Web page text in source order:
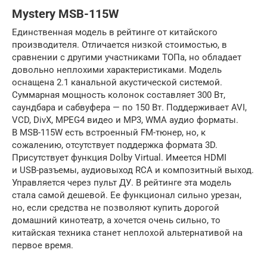
Mystery MSB-115W
Единственная модель в рейтинге от китайского
производителя. Отличается низкой стоимостью, в
сравнении с другими участниками ТОПа, но обладает
довольно неплохими характеристиками. Модель
оснащена 2.1 канальной акустической системой.
Суммарная мощность колонок составляет 300 Вт,
саундбара и сабвуфера — по 150 Вт. Поддерживает AVI,
VCD, DivX, MPEG4 видео и MP3, WMA аудио форматы.
В MSB-115W есть встроенный FM-тюнер, но, к
сожалению, отсутствует поддержка формата 3D.
Присутствует функция Dolby Virtual. Имеется HDMI
и USB-разъемы, аудиовыход RCA и композитный выход.
Управляется через пульт ДУ. В рейтинге эта модель
стала самой дешевой. Ее функционал сильно урезан,
но, если средства не позволяют купить дорогой
домашний кинотеатр, а хочется очень сильно, то
китайская техника станет неплохой альтернативой на
первое время.